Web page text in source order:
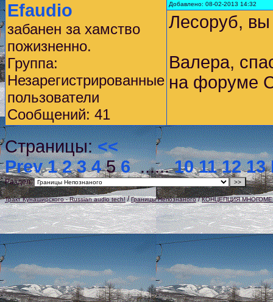
Efaudio
забанен за хамство
пожизненно.
Группа:
Незарегистрированные
пользователи
Сообщений: 41
Добавлено: 08-02-2013 14:32
Лесоруб,
Валера,
на форуме
Страницы:<<
Prev 1 2 3 4 5 6......10 11 12 13
Раздел:
Тракт Кунаширского - Russian audio tech!/Границы Непознаного/КОНЦЕПЦИЯ